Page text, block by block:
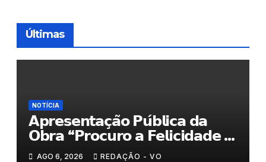
Últimas
NOTÍCIA
𝗔𝗽𝗿𝗲𝘀𝗲𝗻𝘁𝗮𝗰̧𝗮̃𝗼 𝗣𝘂́𝗯𝗹𝗶𝗰𝗮 𝗱𝗮
𝗢𝗯𝗿𝗮 “𝗣𝗿𝗼𝗰𝘂𝗿𝗼 𝗮 𝗙𝗲𝗹𝗶𝗰𝗶𝗱𝗮𝗱𝗲 𝗲
𝗲𝗹𝗮 𝗺𝗼𝗿𝗮 𝗰𝗼𝗺𝗶𝗴𝗼”
AGO 6, 2026 REDAÇÃO - VO